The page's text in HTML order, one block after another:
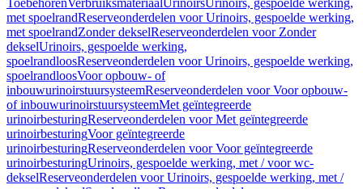
ToebehorenVerbruiksmateriaalUrinoirsUrinoirs, gespoelde werking,
met spoelrandReserveonderdelen voor Urinoirs, gespoelde werking,
met spoelrandZonder dekselReserveonderdelen voor Zonder
dekselUrinoirs, gespoelde werking,
spoelrandloosReserveonderdelen voor Urinoirs, gespoelde werking,
spoelrandloosVoor opbouw- of
inbouwurinoirstuursysteemReserveonderdelen voor Voor opbouw-
of inbouwurinoirstuursysteemMet geïntegreerde
urinoirbesturingReserveonderdelen voor Met geïntegreerde
urinoirbesturingVoor geïntegreerde
urinoirbesturingReserveonderdelen voor Voor geïntegreerde
urinoirbesturingUrinoirs, gespoelde werking, met / voor wc-
dekselReserveonderdelen voor Urinoirs, gespoelde werking, met /